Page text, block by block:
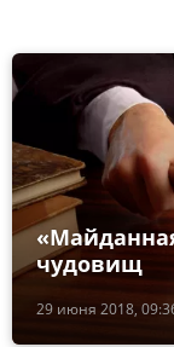
29 июня 2018,
чудовищ